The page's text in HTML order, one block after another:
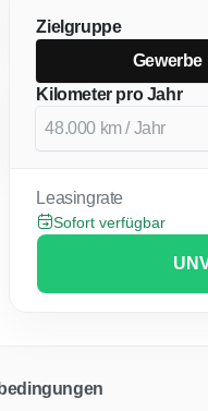
Zielgruppe
Gewerbe
Kilometer pro Jahr
Leasingrate
Sofort verfügbar